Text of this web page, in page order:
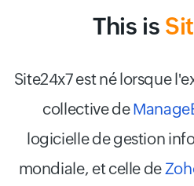
This is
Site24x7 est né lorsque
collective de
logicielle de gestion
mondiale, et celle de